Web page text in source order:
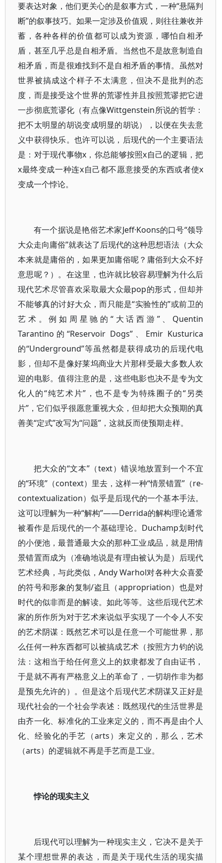
要表达对象，他们更关心的是叙事方式，一种“悬隔判
断”的叙事技巧。如果一定涉及价值观，则往往兼收并
蓄，各种各样的价值都可以成为资源，哪怕自相矛
盾，甚至几乎总是自相矛盾。当然也不是故意制造自
相矛盾，而是很难找到不是自相矛盾的事情。虽然对
世界被搞成这个样子不太满意，但决不是批判的态
度，而是接受这个世界的荒谬性并且按照荒谬把它进
一步彻底荒谬化（有点像Wittgenstein所说的哲学：
把不太明显的胡说变成明显的胡说），以便在失去意
义中获得快乐。也许可以说，后现代的一个主要语法
是：对于现代事物x，你总能够按照x自己的逻辑，把
x最终变成一种连x自己都不愿意接受的东西或者使x
变成一个悖论。
有一个据说是艳俗艺术家Jeff·Koons的口号“领导
大众走向庸俗”就表达了后现代的这种思想语法（大众
本来就是庸俗的，如果更加庸俗呢？庸俗到大众不好
意思呢？）。在这里，也许就比较容易理解为什么后
现代艺术尽管喜欢采取最大众最pop的形式，但却并
不能够真的讨好大众，而只能是“实验性的”或前卫的
艺术。例如周星驰的“大话西游”、Quentin
Tarantino的“Reservoir Dogs”、Emir Kusturica
的“Underground”等虽然都是获得成功的后现代电
影，但却不是像好莱坞商业大片那样受最大多数人欢
迎的电影。值得注意的是，这些电影也决不是专为文
化人的“纯艺术片”，也不是专为特殊圈子的“另类
片”，它们似乎很愿意重视大众，但却把大众预期的真
善美“定式”改写为“问题”，这就反而使预期走样。
把大众的“文本”（text）错误地放置到一个不宜
的“环境”（context）里去，这样一种“情景错置”（re-
contextualization）似乎是后现代的一个基本手法。
这可以理解为一种“解构”——Derrida的解构理论通常
被看作是后现代的一个基础理论。Duchamp划时代
的小便池，最普通最大众的那种工业成品，就是用情
景错置而成为（准确地说是有理由被认为是）后现代
艺术经典，与此类似，Andy Warhol对各种大众喜爱
的符号和形象的复制/盗且（appropriation）也是对
时代的似非而是的解读。如此等等。这些后现代艺术
家的所作所为对于艺术来说似乎实现了一个令人不安
的艺术阴谋：既然艺术可以是任意一个可能世界，那
么任何一种东西都可以被搞成艺术（按照方力钧的说
法：这相当于给任何意义上的奴隶都发了自由证书，
于是就不再有严格意义上的革命了，一切胡作非为都
是预先允许的）。但是这个后现代艺术阴谋又正好是
现代社会的一个社会学表述：既然现代的生活世界是
由齐一化、标准化的工业来定义的，而不再是由个人
化、经验化的手艺（arts）来定义的，那么，艺术
（arts）的逻辑就不再是手艺而是工业。
悖论的现实主义
后现代可以理解为一种现实主义，它决不是关于
某个理想世界的表达，而是关于现代生活的现实描